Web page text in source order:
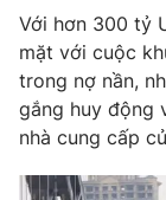
Chất lượng
Học trực tuyến
Công nghệ
Hitech Công
Sản phẩm
Giao lưu trực
Với hơn 300 tỷ
mặt với cuộc
trong nợ nần,
gắng huy động
nhà cung cấp